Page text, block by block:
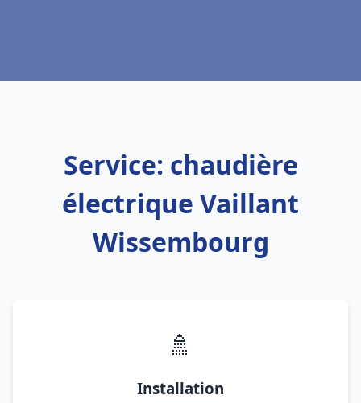
Service: chaudière
électrique Vaillant
Wissembourg
🚿
Installation